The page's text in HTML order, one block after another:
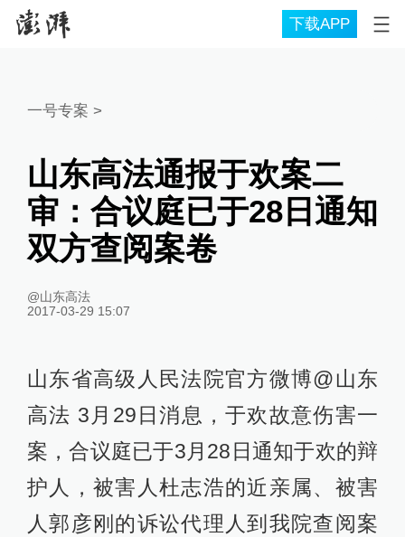
下载APP
一号专案 >
山东高法通报于欢案二
审：合议庭已于28日通知
双方查阅案卷
@山东高法
2017-03-29 15:07
山东省高级人民法院官方微博@山东
高法 3月29日消息，于欢故意伤害一
案，合议庭已于3月28日通知于欢的辩
护人，被害人杜志浩的近亲属、被害
人郭彦刚的诉讼代理人到我院查阅案